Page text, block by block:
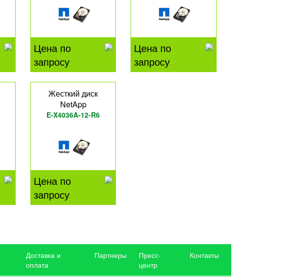
Цена по
запросу
Цена по
запросу
Жесткий диск
NetApp
E-X4036A-12-R6
Цена по
запросу
Доставка и
оплата
Партнеры
Пресс-
центр
Контакты